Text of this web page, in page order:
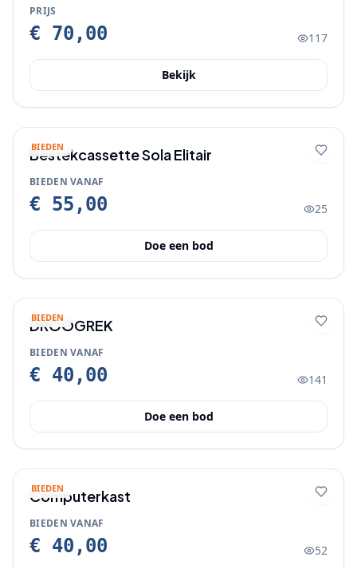
PRIJS
€ 70,00 117
Bekijk
BIEDEN
Bestekcassette Sola Elitair
BIEDEN VANAF
€ 55,00 25
Doe een bod
BIEDEN
DROOGREK
BIEDEN VANAF
€ 40,00 141
Doe een bod
BIEDEN
Computerkast
BIEDEN VANAF
€ 40,00 52